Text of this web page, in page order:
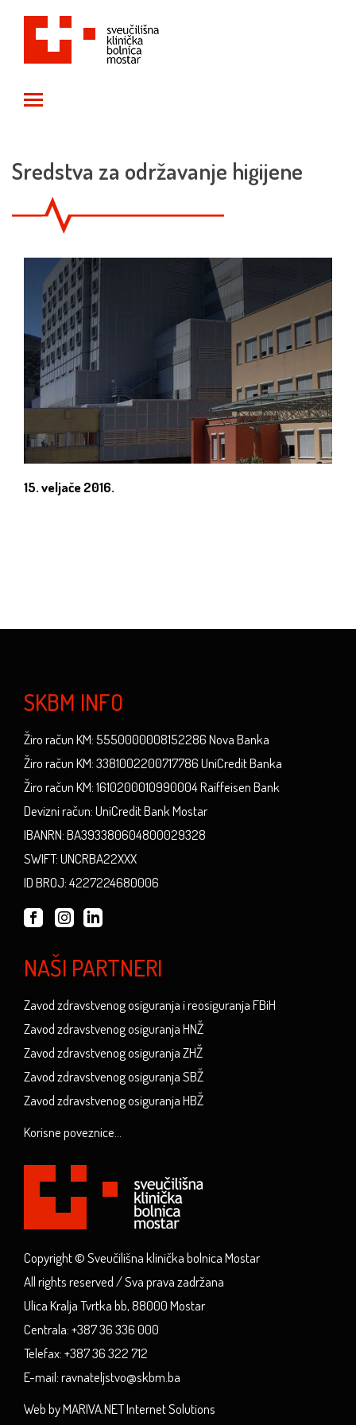
Sredstva za održavanje higijene
15. veljače 2016.
SKBM INFO
Žiro račun KM: 5550000008152286 Nova Banka
Žiro račun KM: 3381002200717786 UniCredit Banka
Žiro račun KM: 1610200010990004 Raiffeisen Bank
Devizni račun: UniCredit Bank Mostar
IBANRN: BA393380604800029328
SWIFT: UNCRBA22XXX
ID BROJ: 4227224680006
NAŠI PARTNERI
Zavod zdravstvenog osiguranja i reosiguranja FBiH
Zavod zdravstvenog osiguranja HNŽ
Zavod zdravstvenog osiguranja ZHŽ
Zavod zdravstvenog osiguranja SBŽ
Zavod zdravstvenog osiguranja HBŽ
Korisne poveznice...
Copyright © Sveučilišna klinička bolnica Mostar
All rights reserved / Sva prava zadržana
Ulica Kralja Tvrtka bb, 88000 Mostar
Centrala: +387 36 336 000
Telefax: +387 36 322 712
E-mail: ravnateljstvo@skbm.ba
Web by MARIVA.NET Internet Solutions